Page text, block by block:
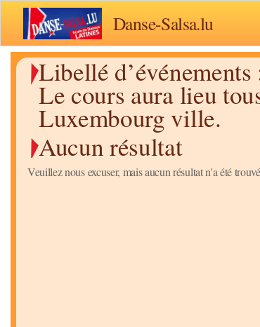
Danse-Salsa.lu
Libellé d’événements
Le cours aura lieu
Luxembourg ville.
Aucun résultat
Veuillez nous excuser, mais aucun résultat n'a été